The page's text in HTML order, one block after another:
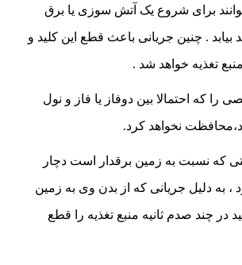
برای شروع یک آتش سوزی یا برق
. چنین جریانی باعث قطع این کلید و
تغذیه خواهد شد .
که احتمالا بین دوفاز یا فاز و نول
نخواهد کرد.
که نسبت به زمین برقدار است دچار
به دلیل جریانی که از بدن وی به زمین
در چند صدم ثانیه منبع تغذیه را قطع